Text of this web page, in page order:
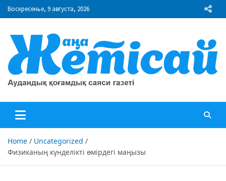
Skip
to
Воскресенье, 9 августа, 2026
"Жаңа Жетісай" газеті
Home
Uncategorized
Физиканың күнделікті өмірдегі маңызы